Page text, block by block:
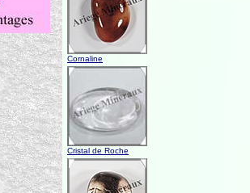
Cornaline
Cristal de Roche